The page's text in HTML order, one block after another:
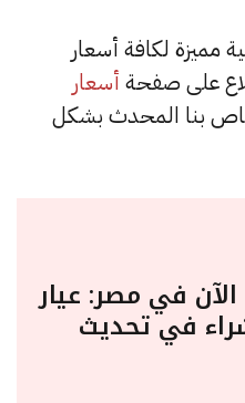
تغطية مميزة لكافة أسعار
على صفحة أسعار
بنا المحدث بشكل
في مصر: عيار
6730 للشراء في تحديث